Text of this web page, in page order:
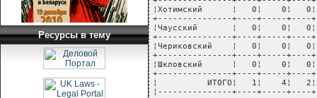
Ресурсы в тему
¦Хотимский      ¦   0¦    0¦
+---------------+----+-----+----
¦Чаусский       ¦   0¦    0¦
+---------------+----+-----+----
¦Чериковский    ¦   0¦    0¦
+---------------+----+-----+----
¦Шкловский      ¦   0¦    0¦
+---------------+----+-----+----
¦          ИТОГО¦   1¦    4¦   2¦
¦---------------+----+-----+----